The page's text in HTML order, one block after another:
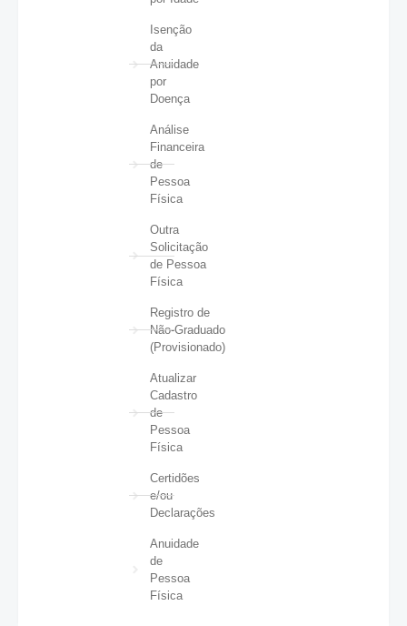
Isenção
da
Anuidade
por
Doença
Análise
Financeira
de
Pessoa
Física
Outra
Solicitação
de Pessoa
Física
Registro de
Não-Graduado
(Provisionado)
Atualizar
Cadastro
de
Pessoa
Física
Certidões
e/ou
Declarações
Anuidade
de
Pessoa
Física